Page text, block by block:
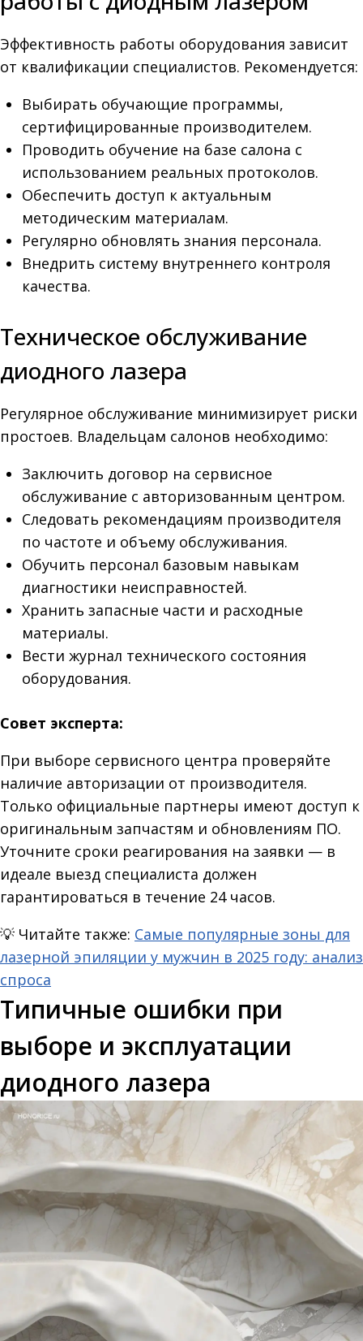
Эффективность работы оборудования зависит
от квалификации специалистов. Рекомендуется:
Выбирать обучающие программы,
сертифицированные производителем.
Проводить обучение на базе салона с
использованием реальных протоколов.
Обеспечить доступ к актуальным
методическим материалам.
Регулярно обновлять знания персонала.
Внедрить систему внутреннего контроля
качества.
Техническое обслуживание
диодного лазера
Регулярное обслуживание минимизирует риски
простоев. Владельцам салонов необходимо:
Заключить договор на сервисное
обслуживание с авторизованным центром.
Следовать рекомендациям производителя
по частоте и объему обслуживания.
Обучить персонал базовым навыкам
диагностики неисправностей.
Хранить запасные части и расходные
материалы.
Вести журнал технического состояния
оборудования.
Совет эксперта:
При выборе сервисного центра проверяйте
наличие авторизации от производителя.
Только официальные партнеры имеют доступ к
оригинальным запчастям и обновлениям ПО.
Уточните сроки реагирования на заявки — в
идеале выезд специалиста должен
гарантироваться в течение 24 часов.
💡 Читайте также: Самые популярные зоны для
лазерной эпиляции у мужчин в 2025 году: анализ
спроса
Типичные ошибки при
выборе и эксплуатации
диодного лазера